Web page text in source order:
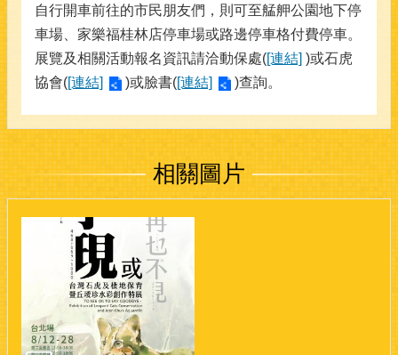
自行開車前往的市民朋友們，則可至艋舺公園地下停
車場、家樂福桂林店停車場或路邊停車格付費停車。
展覽及相關活動報名資訊請洽動保處([連結] )或石虎
協會([連結] )或臉書([連結] )查詢。
相關圖片